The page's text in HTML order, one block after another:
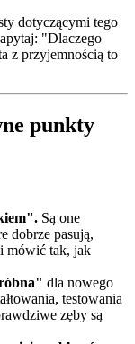
dotyczącymi tego
"Dlaczego
z przyjemnością to
punkty
Są one
dobrze pasują,
mówić tak, jak
dla nowego
testowania
zęby są